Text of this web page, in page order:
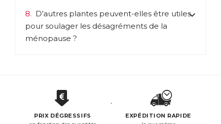
8. D’autres plantes peuvent-elles être utiles
pour soulager les désagréments de la
ménopause ?
PRIX DÉGRESSIFS
EXPÉDITION RAPIDE